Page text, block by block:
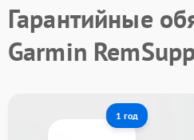
Гарантийные
Garmin
1 год